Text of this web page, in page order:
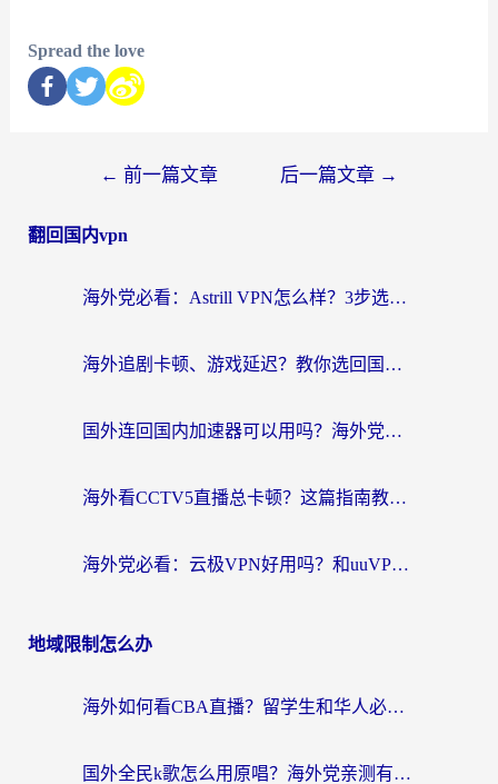
Spread the love
← 前一篇文章 后一篇文章 →
翻回国内vpn
海外党必看：Astrill VPN怎么样？3步选对回国加速器实现无缝刷剧玩游戏
海外追剧卡顿、游戏延迟？教你选回国加速器，附免费加速器试用一小时福利
国外连回国内加速器可以用吗？海外党亲测实用指南，解决追剧游戏卡顿难题
海外看CCTV5直播总卡顿？这篇指南教你选对回国加速器，无缝刷国内资源
海外党必看：云极VPN好用吗？和uuVPN对比哪个回国效果更好？附真实体验+避坑指南
地域限制怎么办
海外如何看CBA直播？留学生和华人必看的无卡顿观赛指南
国外全民k歌怎么用原唱？海外党亲测有效的回国加速解决方案